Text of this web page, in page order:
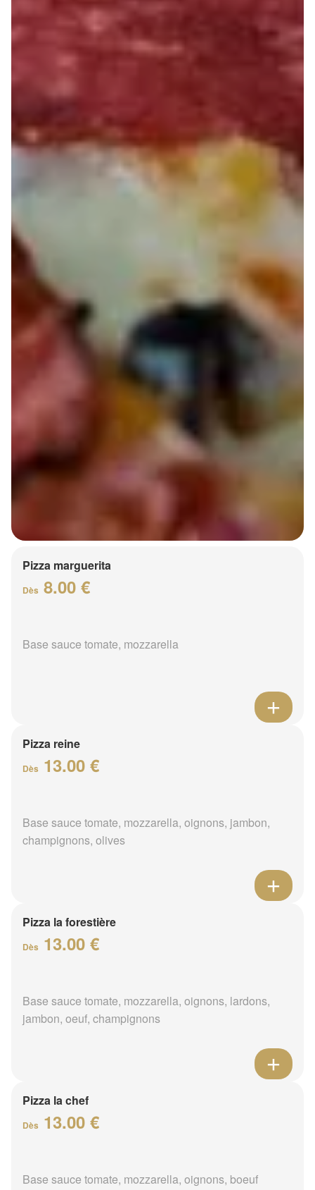
Pizza marguerita
Dès 8.00 €
Base sauce tomate, mozzarella
Pizza reine
Dès 13.00 €
Base sauce tomate, mozzarella, oignons, jambon,
champignons, olives
Pizza la forestière
Dès 13.00 €
Base sauce tomate, mozzarella, oignons, lardons,
jambon, oeuf, champignons
Pizza la chef
Dès 13.00 €
Base sauce tomate, mozzarella, oignons, boeuf